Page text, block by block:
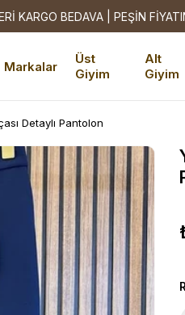
KARGO BEDAVA | PEŞİN
Markalar
Üst
Giyim
Alt
Giyim
Detaylı Pantolon